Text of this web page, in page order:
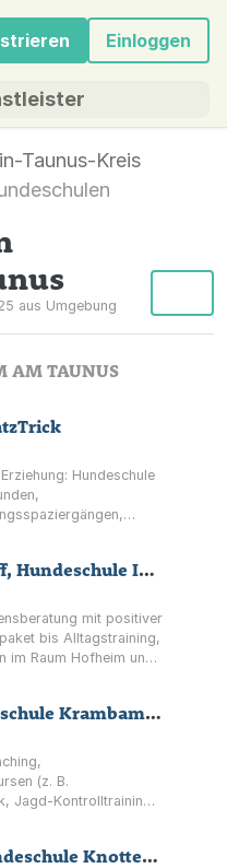
Einloggen
Taunus-Kreis
aus Umgebung
AM TAUNUS
Hundeschule
Sandra Maria Imhoff, Hundeschule Imhoff
mit positiver
bis Alltagstraining,
im Raum Hofheim und
Alexa Haker, Hundeschule Krambambuli
(z. B.
Jagd-Kontrolltraining)
Verena Schüler, Hundeschule Knottenwäldchen